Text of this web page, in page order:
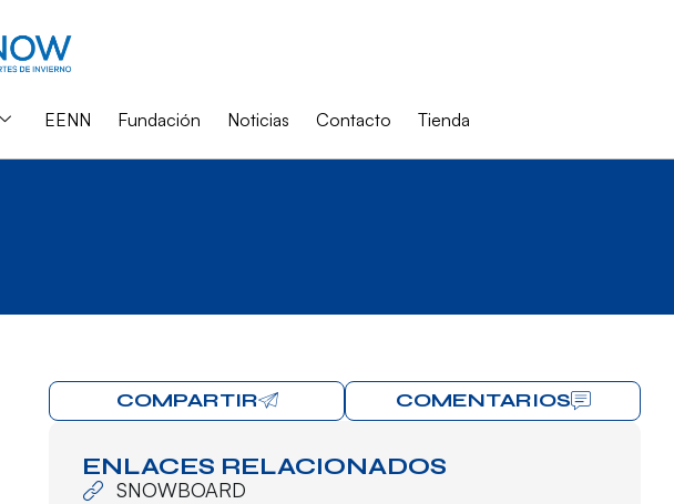
EENN Fundación Noticias Contacto Tienda
COMPARTIR COMENTARIOS
ENLACES RELACIONADOS
SNOWBOARD